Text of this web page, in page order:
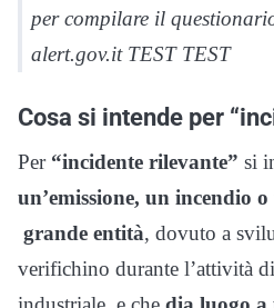
per compilare il
alert.gov.it TEST TEST
Cosa si intende per
Per “incidente rilevante” si
un’emissione, un incendio o
grande entità, dovuto a
verifichino durante l’attività